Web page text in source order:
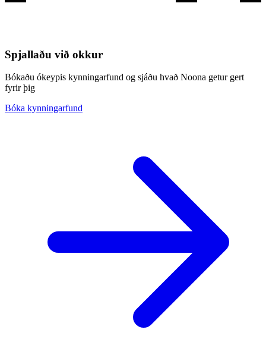
Spjallaðu við okkur
Bókaðu ókeypis kynningarfund og sjáðu hvað Noona getur gert
fyrir þig
Bóka kynningarfund